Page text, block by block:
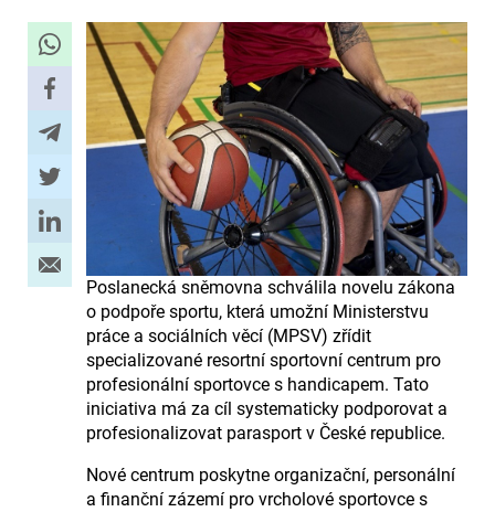
Poslanecká sněmovna schválila novelu zákona
o podpoře sportu, která umožní Ministerstvu
práce a sociálních věcí (MPSV) zřídit
specializované resortní sportovní centrum pro
profesionální sportovce s handicapem. Tato
iniciativa má za cíl systematicky podporovat a
profesionalizovat parasport v České republice.
Nové centrum poskytne organizační, personální
a finanční zázemí pro vrcholové sportovce s